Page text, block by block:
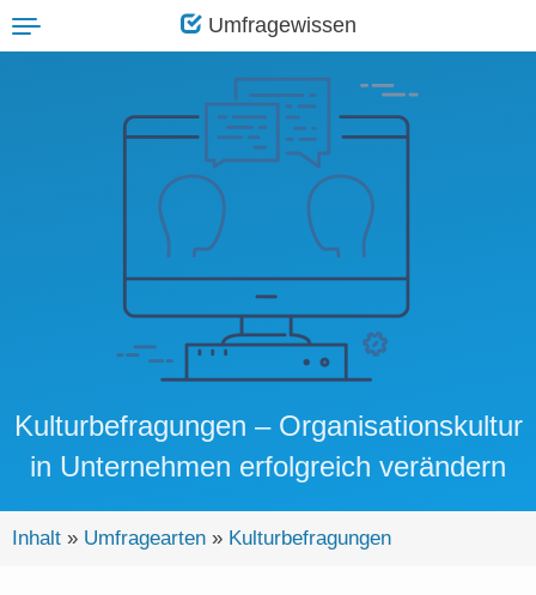
Toggle
Umfragewissen
Kulturbefragungen – Organisationskultur
in Unternehmen erfolgreich verändern
Inhalt » Umfragearten » Kulturbefragungen